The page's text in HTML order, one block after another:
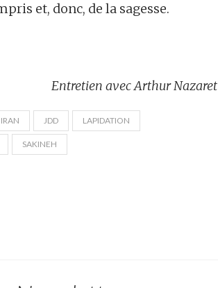
et, donc, de la sagesse.
Entretien avec Arthur Nazaret
IRAN JDD LAPIDATION
SAKINEH